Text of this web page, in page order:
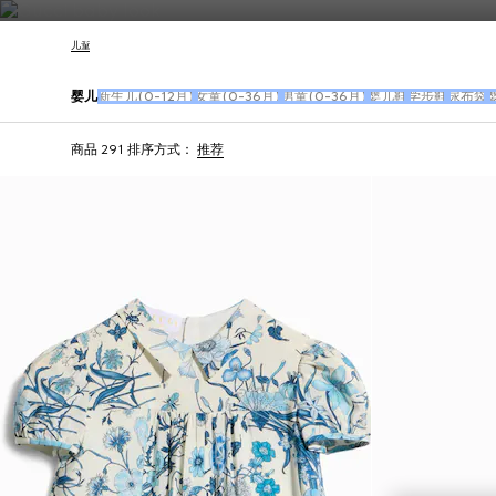
儿童
婴儿新生儿(0-12月) 女童(0-36月) 男童(0-36月) 婴儿鞋 学步鞋 尿布袋
商品 291 排序方式： 推荐